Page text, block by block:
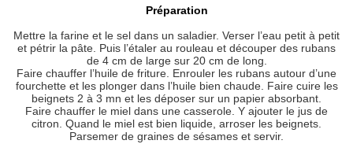
Préparation
Mettre la farine et le sel dans un saladier. Verser l’eau petit à petit
et pétrir la pâte. Puis l’étaler au rouleau et découper des rubans
de 4 cm de large sur 20 cm de long.
Faire chauffer l’huile de friture. Enrouler les rubans autour d’une
fourchette et les plonger dans l’huile bien chaude. Faire cuire les
beignets 2 à 3 mn et les déposer sur un papier absorbant.
Faire chauffer le miel dans une casserole. Y ajouter le jus de
citron. Quand le miel est bien liquide, arroser les beignets.
Parsemer de graines de sésames et servir.